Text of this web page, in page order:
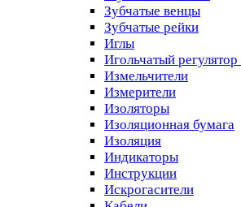
Зубчатые венцы
Зубчатые рейки
Иглы
Игольчатый
Измельчители
Измерители
Изоляторы
Изоляционная бумага
Изоляция
Индикаторы
Инструкции
Искрогасители